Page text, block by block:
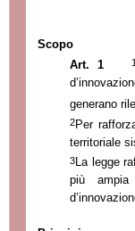
Scopo
Art. 1
1
generano
2Per
territoriale
3La legge
più ampia